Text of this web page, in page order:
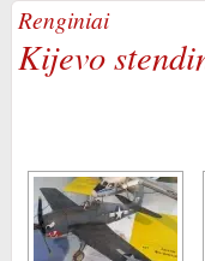
Renginiai
Kijevo